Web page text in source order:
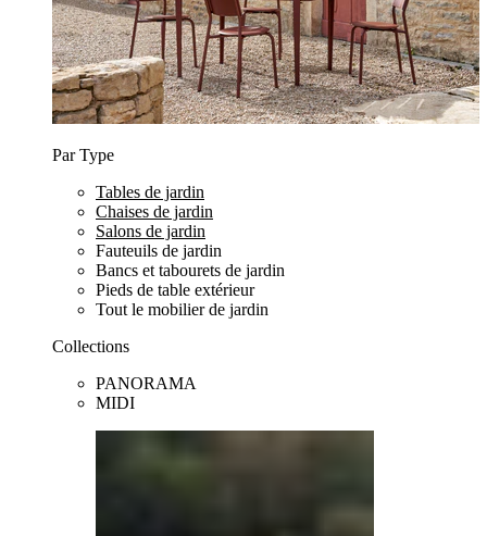
Par Type
Tables de jardin
Chaises de jardin
Salons de jardin
Fauteuils de jardin
Bancs et tabourets de jardin
Pieds de table extérieur
Tout le mobilier de jardin
Collections
PANORAMA
MIDI